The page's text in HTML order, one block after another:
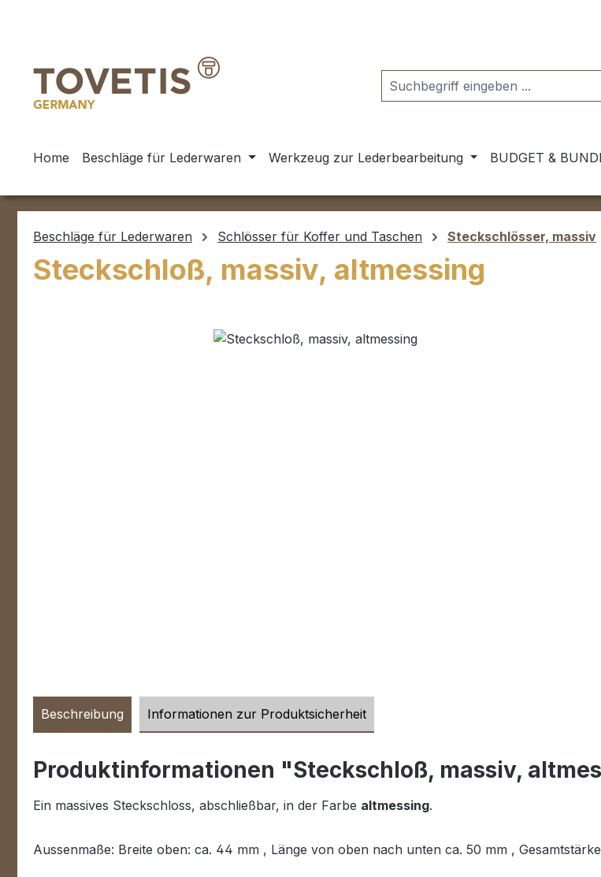
Home Beschläge für Lederwaren Werkzeug zur Lederbearbeitung BUDGET &
Beschläge für Lederwaren Schlösser für Koffer und Taschen Steckschlösser, massiv
Steckschloß, massiv, altmessing
Beschreibung Informationen zur Produktsicherheit
Produktinformationen "Steckschloß, massiv,
Ein massives Steckschloss, abschließbar, in der Farbe altmessing.
Aussenmaße: Breite oben: ca. 44 mm , Länge von oben nach unten ca. 50 mm , Gesamtstärke